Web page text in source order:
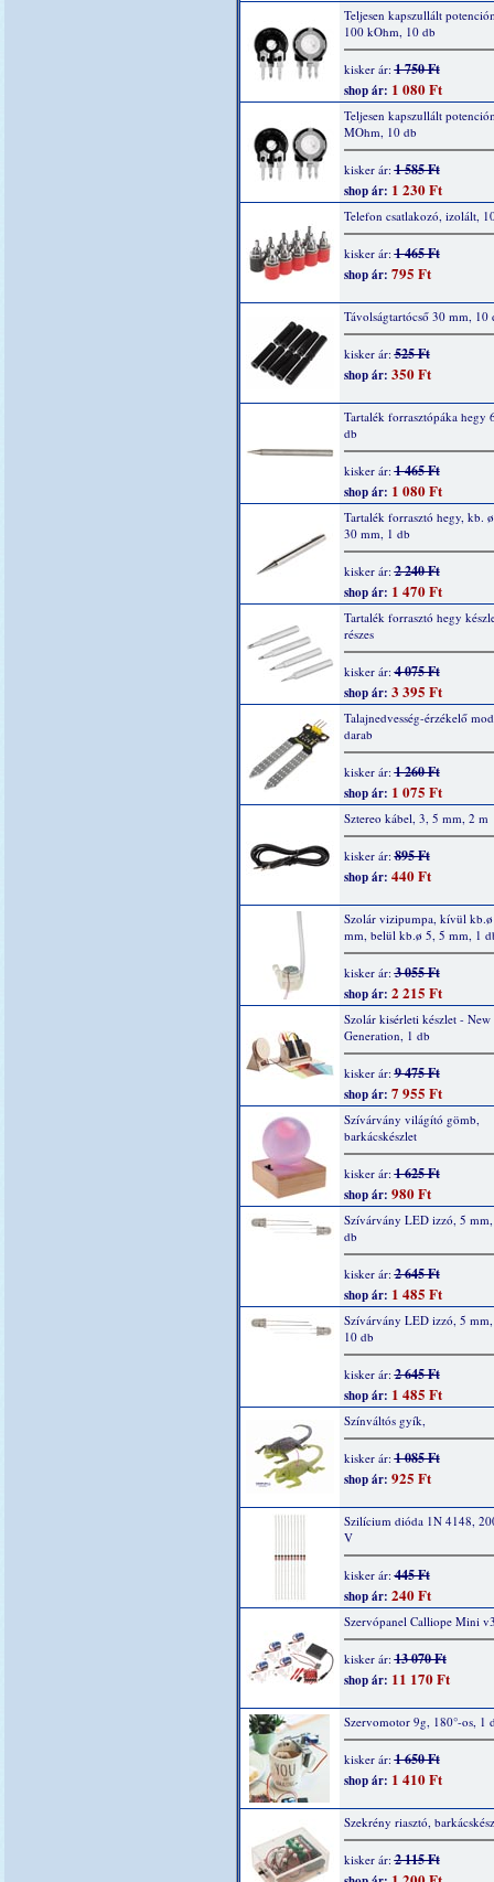
Teljesen kapszullált
100 kOhm, 10 db
kisker ár:1 750 Ft
shop ár: 1 080 Ft
Teljesen kapszullált
MOhm, 10 db
kisker ár:1 585 Ft
shop ár: 1 230 Ft
Telefon csatlakozó, izolált,
kisker ár:1 465 Ft
shop ár: 795 Ft
Távolságtartócső 30 mm, 10
kisker ár:525 Ft
shop ár: 350 Ft
Tartalék forrasztópáka hegy
db
kisker ár:1 465 Ft
shop ár: 1 080 Ft
Tartalék forrasztó hegy, kb.
30 mm, 1 db
kisker ár:2 240 Ft
shop ár: 1 470 Ft
Tartalék forrasztó hegy
részes
kisker ár:4 075 Ft
shop ár: 3 395 Ft
Talajnedvesség-érzékelő
darab
kisker ár:1 260 Ft
shop ár: 1 075 Ft
Sztereo kábel, 3, 5 mm, 2 m
kisker ár:895 Ft
shop ár: 440 Ft
Szolár vizipumpa, kívül
mm, belül kb.ø 5, 5 mm, 1
kisker ár:3 055 Ft
shop ár: 2 215 Ft
Szolár kisérleti készlet - New
Generation, 1 db
kisker ár:9 475 Ft
shop ár: 7 955 Ft
Szívárvány világító gömb,
barkácskészlet
kisker ár:1 625 Ft
shop ár: 980 Ft
Szívárvány LED izzó, 5 mm,
db
kisker ár:2 645 Ft
shop ár: 1 485 Ft
Szívárvány LED izzó, 5
10 db
kisker ár:2 645 Ft
shop ár: 1 485 Ft
Színváltós gyík,
kisker ár:1 085 Ft
shop ár: 925 Ft
Szilícium dióda 1N 4148,
V
kisker ár:445 Ft
shop ár: 240 Ft
Szervópanel Calliope Mini
kisker ár:13 070 Ft
shop ár: 11 170 Ft
Szervomotor 9g, 180°-os, 1
kisker ár:1 650 Ft
shop ár: 1 410 Ft
Szekrény riasztó,
kisker ár:2 115 Ft